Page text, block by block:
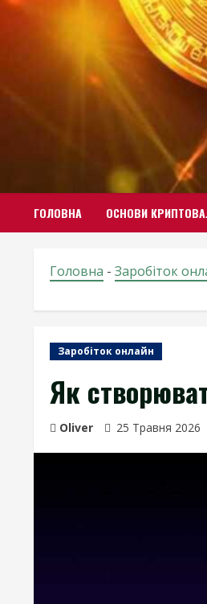
Skip
ГОЛОВНА ОСНОВИ
Головна - Заробіток
Заробіток онлайн
Як
Oliver 25 Травня 2026